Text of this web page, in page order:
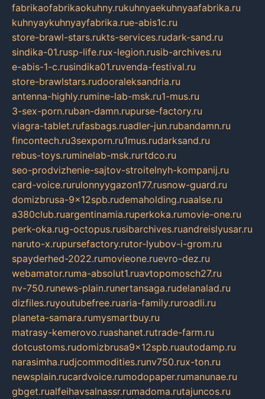
fabrikaofabrikaokuhny.rukuhnyaekuhnyaafabrika.ru
kuhnyaykuhnyayfabrika.rue-abis1c.ru
store-brawl-stars.rukts-services.rudark-sand.ru
sindika-01.rusp-life.rux-legion.rusib-archives.ru
e-abis-1-c.rusindika01.ruvenda-festival.ru
store-brawlstars.rudooraleksandria.ru
antenna-highly.rumine-lab-msk.ru1-mus.ru
3-sex-porn.ruban-damn.rupurse-factory.ru
viagra-tablet.rufasbags.ruadler-jun.rubandamn.ru
fincontech.ru3sexporn.ru1mus.rudarksand.ru
rebus-toys.ruminelab-msk.rurtdco.ru
seo-prodvizhenie-sajtov-stroitelnyh-kompanij.ru
card-voice.rurulonnyygazon177.rusnow-guard.ru
domizbrusa-9x12spb.rudemaholding.ruaalse.ru
a380club.ruargentinamia.ruperkoka.rumovie-one.ru
perk-oka.rug-octopus.rusibarchives.ruandreislyusar.ru
naruto-x.rupursefactory.rutor-lyubov-i-grom.ru
spayderhed-2022.rumovieone.ruevro-dez.ru
webamator.ruma-absolut1.ruavtopomosch27.ru
nv-750.runews-plain.runertansaga.rudelanalad.ru
dizfiles.ruyoutubefree.ruaria-family.ruroadli.ru
planeta-samara.rumysmartbuy.ru
matrasy-kemerovo.ruashanet.rutrade-farm.ru
dotcustoms.rudomizbrusa9x12spb.ruautodamp.ru
narasimha.rudjcommodities.runv750.rux-ton.ru
newsplain.rucardvoice.rumodopaper.rumanunae.ru
gbget.rualfeihavsalnassr.rumadoma.rutajuncos.ru